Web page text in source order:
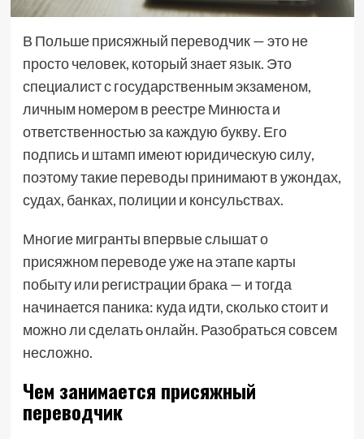
В Польше присяжный переводчик — это не
просто человек, который знает язык. Это
специалист с государственным экзаменом,
личным номером в реестре Минюста и
ответственностью за каждую букву. Его
подпись и штамп имеют юридическую силу,
поэтому такие переводы принимают в ужондах,
судах, банках, полиции и консульствах.
Многие мигранты впервые слышат о
присяжном переводе уже на этапе карты
побыту или регистрации брака — и тогда
начинается паника: куда идти, сколько стоит и
можно ли сделать онлайн. Разобраться совсем
несложно.
Чем занимается присяжный
переводчик